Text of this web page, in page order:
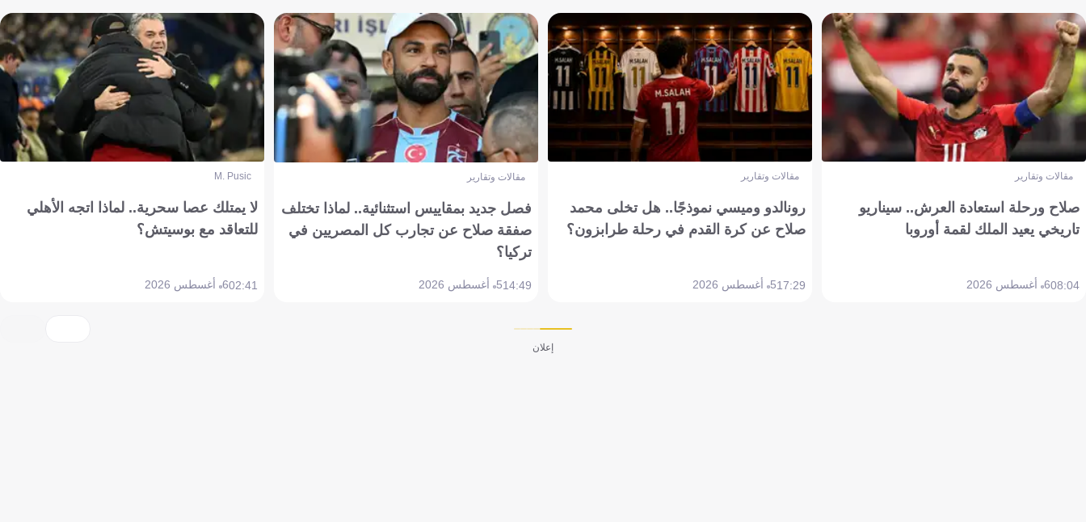
مقالات وتقارير
صلاح ورحلة استعادة العرش.. سيناريو
تاريخي يعيد الملك لقمة أوروبا
08:046 أغسطس 2026
مقالات وتقارير
رونالدو وميسي نموذجًا.. هل تخلى محمد
صلاح عن كرة القدم في رحلة طرابزون؟
17:295 أغسطس 2026
مقالات وتقارير
فصل جديد بمقاييس استثنائية.. لماذا تختلف
صفقة صلاح عن تجارب كل المصريين في
تركيا؟
14:495 أغسطس 2026
M. Pusic
لا يمتلك عصا سحرية.. لماذا اتجه الأهلي
للتعاقد مع بوسيتش؟
02:416 أغسطس 2026
إعلان